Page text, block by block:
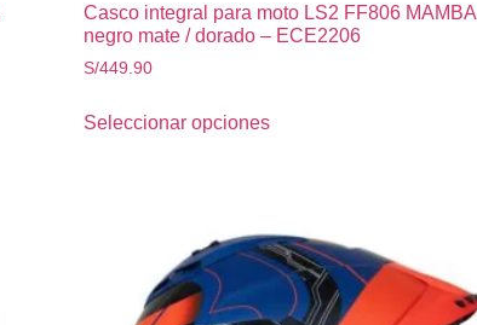
Casco integral para moto LS2 FF806 MAMBA
negro mate / dorado – ECE2206
S/449.90
Seleccionar opciones